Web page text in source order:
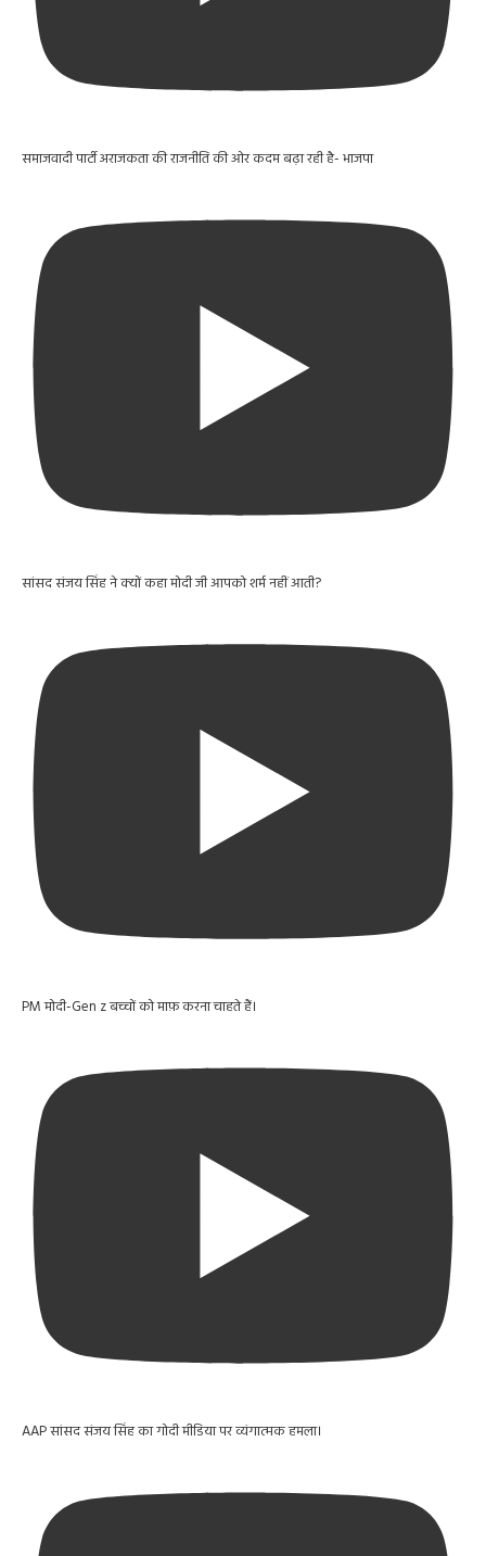
समाजवादी पार्टी अराजकता की राजनीति की ओर कदम बढ़ा रही है- भाजपा
सांसद संजय सिंह ने क्यों कहा मोदी जी आपको शर्म नहीं आती?
PM मोदी-Gen z बच्चों को माफ़ करना चाहते हैं।
AAP सांसद संजय सिंह का गोदी मीडिया पर व्यंगात्मक हमला।